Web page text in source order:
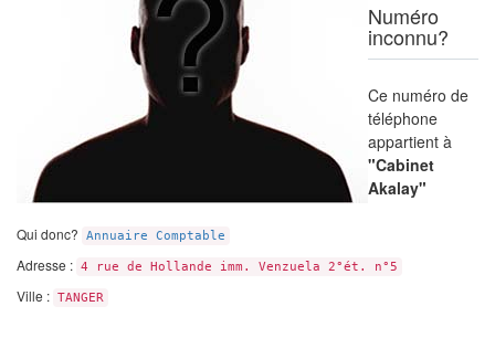
Numéro
inconnu?
Ce numéro de
téléphone
appartient à
"Cabinet
Akalay"
Qui donc? Annuaire Comptable
Adresse : 4 rue de Hollande imm. Venzuela 2°ét. n°5
Ville : TANGER